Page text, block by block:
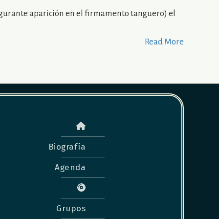
aparición en el firmamento tanguero) el
Read More
Biografía
Agenda
Grupos